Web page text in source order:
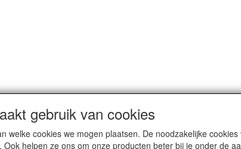
gebruik van cookies
welke cookies we mogen plaatsen. De noodzakelijke
helpen ze ons om onze producten beter bij je onder de